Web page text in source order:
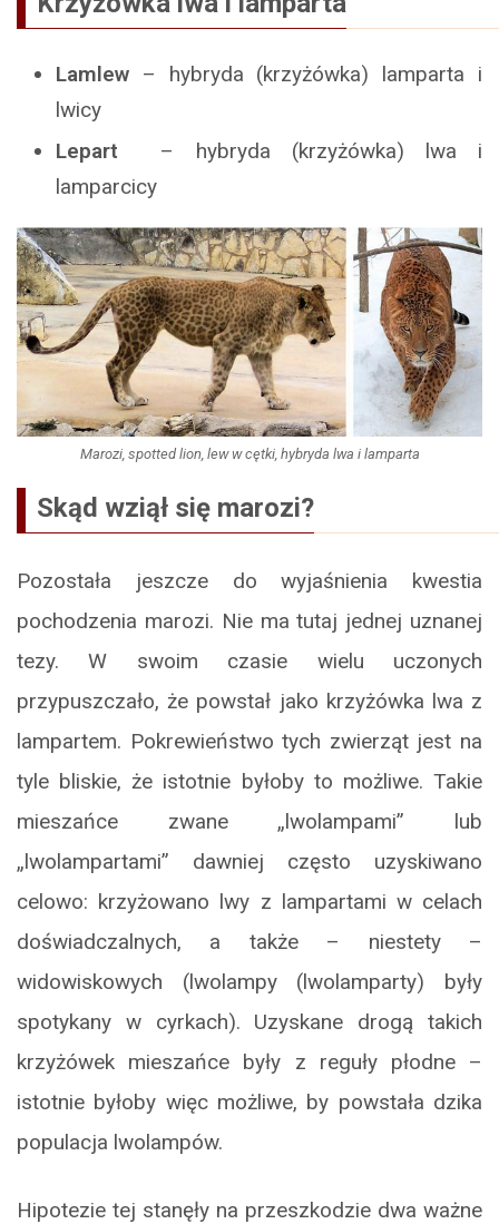
Lamlew – hybryda (krzyżówka) lamparta i
lwicy
Lepart – hybryda (krzyżówka) lwa i
lamparcicy
Marozi, spotted lion, lew w cętki, hybryda lwa i lamparta
Skąd wziął się marozi?
Pozostała jeszcze do wyjaśnienia kwestia
pochodzenia marozi. Nie ma tutaj jednej uznanej
tezy. W swoim czasie wielu uczonych
przypuszczało, że powstał jako krzyżówka lwa z
lampartem. Pokrewieństwo tych zwierząt jest na
tyle bliskie, że istotnie byłoby to możliwe. Takie
mieszańce zwane „lwolampami” lub
„lwolampartami” dawniej często uzyskiwano
celowo: krzyżowano lwy z lampartami w celach
doświadczalnych, a także – niestety –
widowiskowych (lwolampy (lwolamparty) były
spotykany w cyrkach). Uzyskane drogą takich
krzyżówek mieszańce były z reguły płodne –
istotnie byłoby więc możliwe, by powstała dzika
populacja lwolampów.
Hipotezie tej stanęły na przeszkodzie dwa ważne